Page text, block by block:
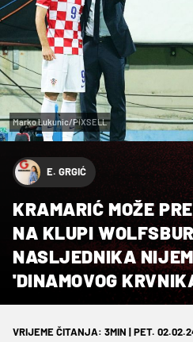
Marko Lukunic/PIXSELL
E. GRGIĆ
KRAMARIĆ MOŽE
NA KLUPI
NASLJEDNIKA
'DINAMOVOG
VRIJEME ČITANJA: 3MIN | PET.